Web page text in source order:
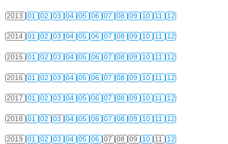
2013 01 02 03 04 05 06 07 08 09 10 11 12
2014 01 02 03 04 05 06 07 08 09 10 11 12
2015 01 02 03 04 05 06 07 08 09 10 11 12
2016 01 02 03 04 05 06 07 08 09 10 11 12
2017 01 02 03 04 05 06 07 08 09 10 11 12
2018 01 02 03 04 05 06 07 08 09 10 11 12
2019 01 02 03 04 05 06 07 08 09 10 11 12